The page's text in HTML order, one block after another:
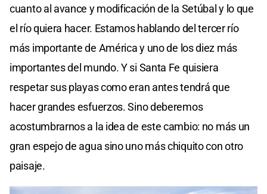
cuanto al avance y modificación de la Setúbal y lo que
el río quiera hacer. Estamos hablando del tercer río
más importante de América y uno de los diez más
importantes del mundo. Y si Santa Fe quisiera
respetar sus playas como eran antes tendrá que
hacer grandes esfuerzos. Sino deberemos
acostumbrarnos a la idea de este cambio: no más un
gran espejo de agua sino uno más chiquito con otro
paisaje.